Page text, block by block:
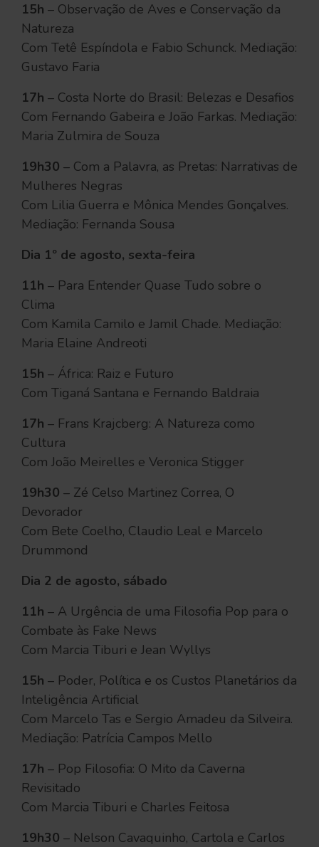
15h – Observação de Aves e Conservação da
Natureza
Com Tetê Espíndola e Fabio Schunck. Mediação:
Gustavo Faria
17h – Costa Norte do Brasil: Belezas e Desafios
Com Fernando Gabeira e João Farkas. Mediação:
Maria Zulmira de Souza
19h30 – Com a Palavra, as Pretas: Narrativas de
Mulheres Negras
Com Lilia Guerra e Mônica Mendes Gonçalves.
Mediação: Fernanda Sousa
Dia 1º de agosto, sexta-feira
11h – Para Entender Quase Tudo sobre o
Clima
Com Kamila Camilo e Jamil Chade. Mediação:
Maria Elaine Andreoti
15h – África: Raiz e Futuro
Com Tiganá Santana e Fernando Baldraia
17h – Frans Krajcberg: A Natureza como
Cultura
Com João Meirelles e Veronica Stigger
19h30 – Zé Celso Martinez Correa, O
Devorador
Com Bete Coelho, Claudio Leal e Marcelo
Drummond
Dia 2 de agosto, sábado
11h – A Urgência de uma Filosofia Pop para o
Combate às Fake News
Com Marcia Tiburi e Jean Wyllys
15h – Poder, Política e os Custos Planetários da
Inteligência Artificial
Com Marcelo Tas e Sergio Amadeu da Silveira.
Mediação: Patrícia Campos Mello
17h – Pop Filosofia: O Mito da Caverna
Revisitado
Com Marcia Tiburi e Charles Feitosa
19h30 – Nelson Cavaquinho, Cartola e Carlos